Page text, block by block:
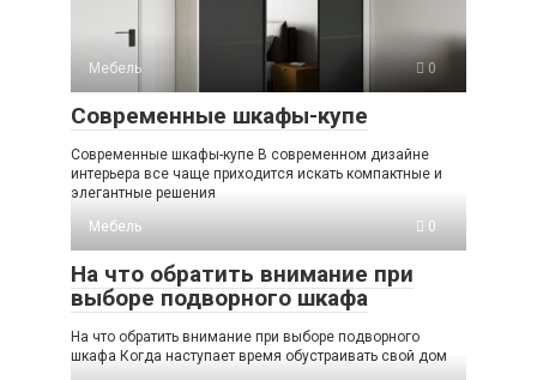
Мебель 0
Современные шкафы-купе
Современные шкафы-купе В современном дизайне
интерьера все чаще приходится искать компактные и
элегантные решения
Мебель
0
На что обратить внимание при
выборе подворного шкафа
На что обратить внимание при выборе подворного
шкафа Когда наступает время обустраивать свой дом